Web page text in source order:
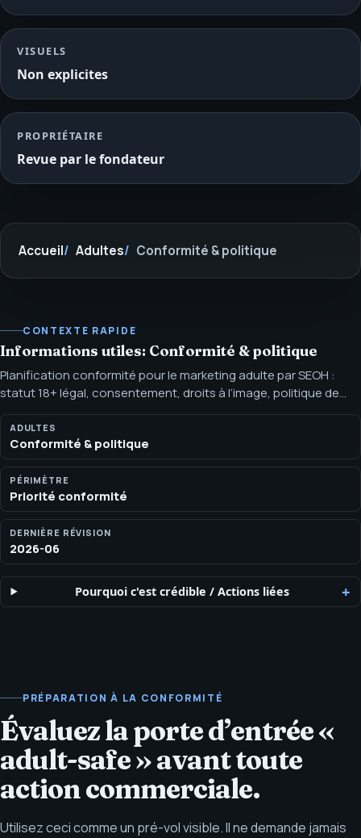
VISUELS
Non explicites
PROPRIÉTAIRE
Revue par le fondateur
Accueil Adultes Conformité & politique
CONTEXTE RAPIDE
Informations utiles: Conformité & politique
Planification conformité pour le marketing adulte par SEOH :
statut 18+ légal, consentement, droits à l’image, politique de
plateforme et règles de paiement. SEOH ne cadre le marketing
adulte qu’après confirmation du statut 18+ légal, du
consentement, des droits à l’image et des règles de plateforme,
publicité et paiement.
ADULTES
Conformité & politique
PÉRIMÈTRE
Priorité conformité
DERNIÈRE RÉVISION
2026-06
Pourquoi c'est crédible /Actions liées
PRÉPARATION À LA CONFORMITÉ
Évaluez la porte d’entrée «
adult-safe » avant toute
action commerciale.
Utilisez ceci comme un pré-vol visible. Il ne demande jamais